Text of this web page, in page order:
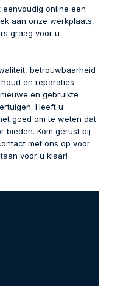
eenvoudig online een
aan onze werkplaats,
graag voor u
betrouwbaarheid
en reparaties
en gebruikte
Heeft u
goed om te weten dat
bieden. Kom gerust bij
met ons op voor
voor u klaar!